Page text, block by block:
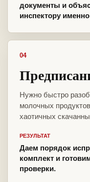
документы и
инспектору
04
Нужно быстро
молочных
хаотичных
РЕЗУЛЬТАТ
Даем порядок
комплект и
проверки.